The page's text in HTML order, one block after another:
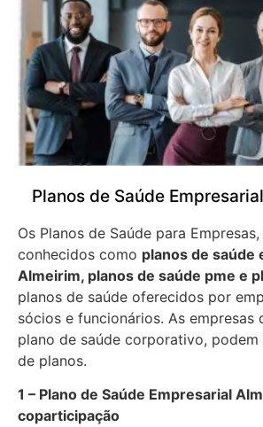
Planos de Saúde
Os Planos de Saúde para
conhecidos como planos de saúde
Almeirim, planos de saúde pme e
planos de saúde oferecidos por
sócios e funcionários. As empresas
plano de saúde corporativo,
de planos.
1 – Plano de Saúde Empresarial
coparticipação